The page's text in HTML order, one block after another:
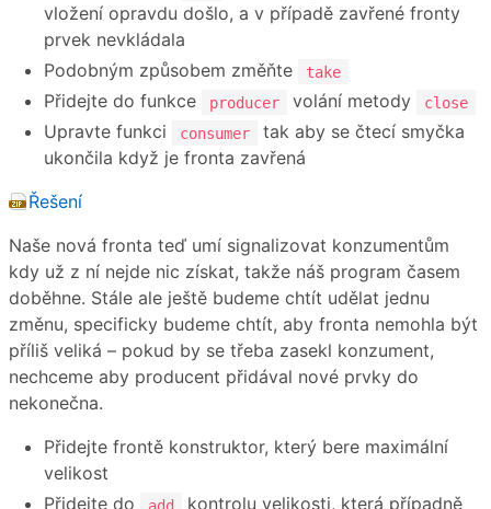
vložení opravdu došlo, a v případě zavřené fronty
prvek nevkládala
Podobným způsobem změňte
take
Přidejte do funkce producer volání metody close
Upravte funkci consumer
tak aby se čtecí smyčka
ukončila když je fronta zavřená
Řešení
Naše nová fronta teď umí signalizovat konzumentům
kdy už z ní nejde nic získat, takže náš program časem
doběhne. Stále ale ještě budeme chtít udělat jednu
změnu, specificky budeme chtít, aby fronta nemohla být
příliš veliká – pokud by se třeba zasekl konzument,
nechceme aby producent přidával nové prvky do
nekonečna.
Přidejte frontě konstruktor, který bere maximální
velikost
Přidejte do
add
kontrolu velikosti, která případně